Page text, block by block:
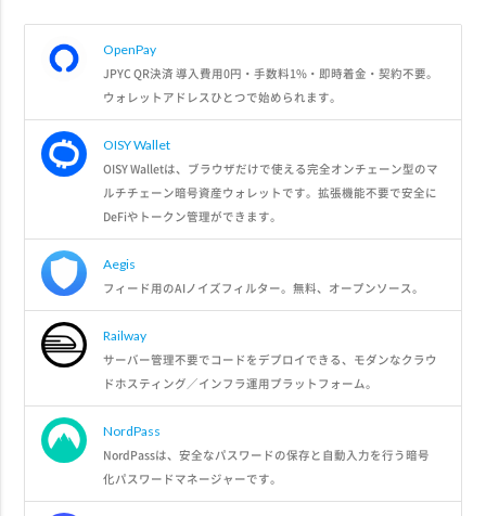
OpenPay
JPYC QR決済 導入費用0円・手数料1%・即時着金・契約不要。
ウォレットアドレスひとつで始められます。
OISY Wallet
OISY Walletは、ブラウザだけで使える完全オンチェーン型のマ
ルチチェーン暗号資産ウォレットです。拡張機能不要で安全に
DeFiやトークン管理ができます。
Aegis
フィード用のAIノイズフィルター。無料、オープンソース。
Railway
サーバー管理不要でコードをデプロイできる、モダンなクラウ
ドホスティング／インフラ運用プラットフォーム。
NordPass
NordPassは、安全なパスワードの保存と自動入力を行う暗号
化パスワードマネージャーです。